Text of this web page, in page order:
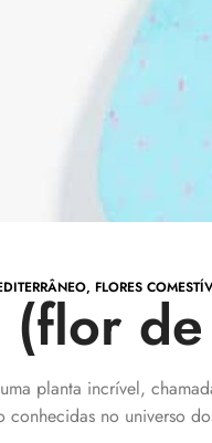
, FLORES
(flor
planta incrível,
conhecidas no universo